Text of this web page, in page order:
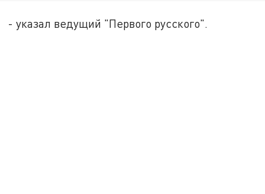
- указал ведущий "Первого русского".